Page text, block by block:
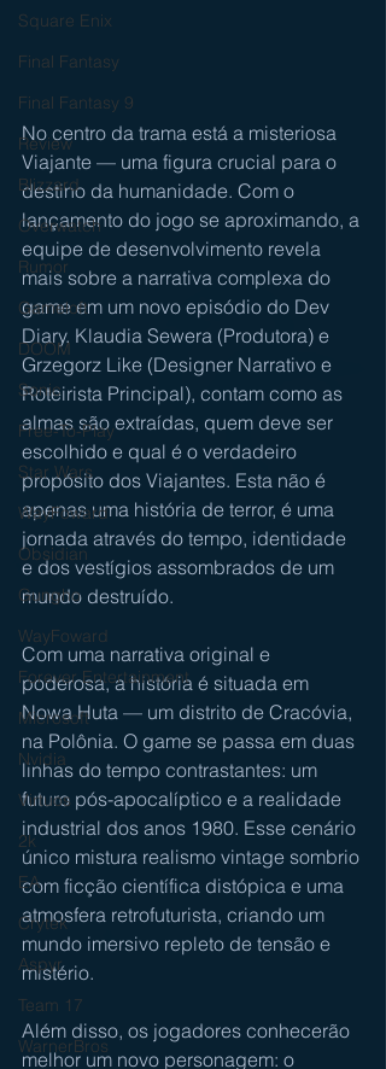
Square Enix
Final Fantasy
Final Fantasy 9
Review
Blizzard
Overwatch
Rumor
Gameloft
DOOM
Sonic
Free-To-Play
Star Wars
WayFoward
Obsidian
Gungho
WayFoward
Forever Entertainment
Microsoft
Nvidia
Virtuos
2k
EA
Crytek
Aspyr
Team 17
WarnerBros
No centro da trama está a misteriosa
Viajante — uma figura crucial para o
destino da humanidade. Com o
lançamento do jogo se aproximando, a
equipe de desenvolvimento revela
mais sobre a narrativa complexa do
game em um novo episódio do Dev
Diary. Klaudia Sewera (Produtora) e
Grzegorz Like (Designer Narrativo e
Roteirista Principal), contam como as
almas são extraídas, quem deve ser
escolhido e qual é o verdadeiro
propósito dos Viajantes. Esta não é
apenas uma história de terror, é uma
jornada através do tempo, identidade
e dos vestígios assombrados de um
mundo destruído.
Com uma narrativa original e
poderosa, a história é situada em
Nowa Huta — um distrito de Cracóvia,
na Polônia. O game se passa em duas
linhas do tempo contrastantes: um
futuro pós-apocalíptico e a realidade
industrial dos anos 1980. Esse cenário
único mistura realismo vintage sombrio
com ficção científica distópica e uma
atmosfera retrofuturista, criando um
mundo imersivo repleto de tensão e
mistério.
Além disso, os jogadores conhecerão
melhor um novo personagem: o